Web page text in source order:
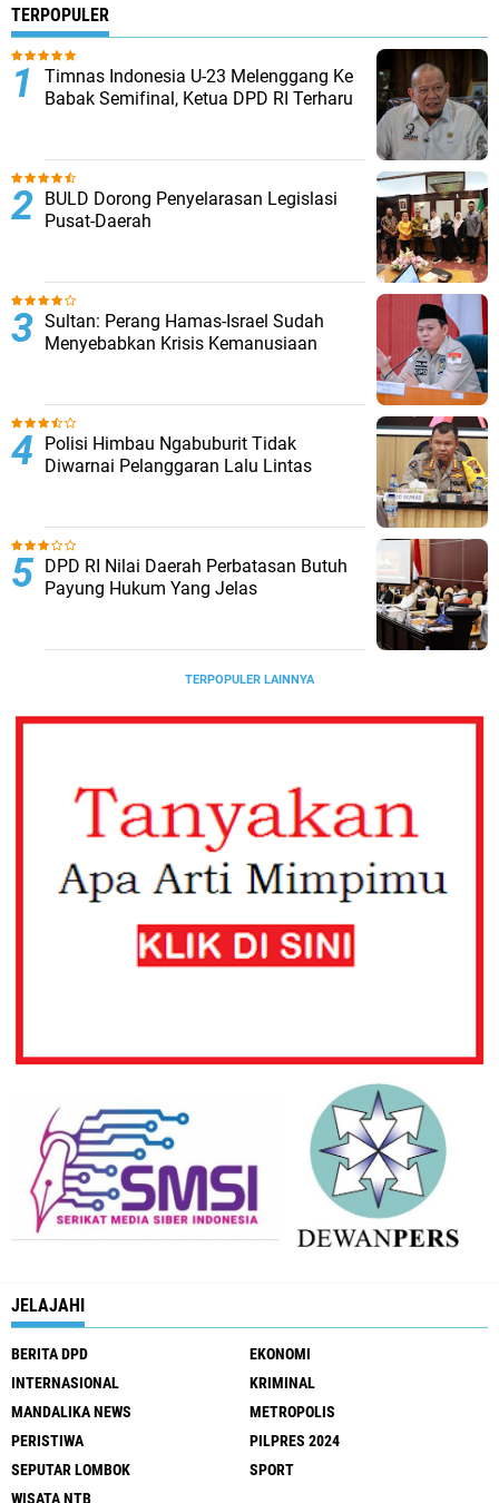
TERPOPULER
Timnas Indonesia U-23 Melenggang Ke
Babak Semifinal, Ketua DPD RI Terharu
BULD Dorong Penyelarasan Legislasi
Pusat-Daerah
Sultan: Perang Hamas-Israel Sudah
Menyebabkan Krisis Kemanusiaan
Polisi Himbau Ngabuburit Tidak
Diwarnai Pelanggaran Lalu Lintas
DPD RI Nilai Daerah Perbatasan Butuh
Payung Hukum Yang Jelas
TERPOPULER LAINNYA
JELAJAHI
BERITA DPD
EKONOMI
INTERNASIONAL
KRIMINAL
MANDALIKA NEWS
METROPOLIS
PERISTIWA
PILPRES 2024
SEPUTAR LOMBOK
SPORT
WISATA NTB